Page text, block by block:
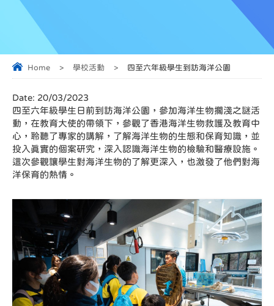
Home > 學校活動 > 四至六年級學生到訪海洋公園
Date: 20/03/2023
四至六年級學生日前到訪海洋公園，參加海洋生物擱淺之謎活
動，在教育大使的帶領下，參觀了香港海洋生物救護及教育中
心，聆聽了專家的講解，了解海洋生物的生態和保育知識，並
投入真實的個案研究，深入認識海洋生物的檢驗和醫療設施。
這次參觀讓學生對海洋生物的了解更深入，也激發了他們對海
洋保育的熱情。